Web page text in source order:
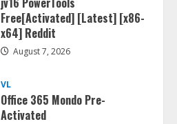
Free[Activated] [Latest] [x86-
x64] Reddit
August 7, 2026
VL
Office 365 Mondo Pre-
Activated